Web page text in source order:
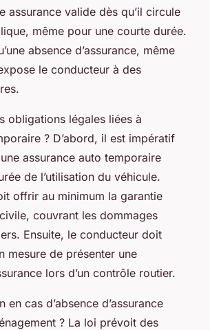
assurance valide dès qu’il circule
même pour une courte durée.
absence d’assurance, même
le conducteur à des
obligations légales liées à
? D’abord, il est impératif
assurance auto temporaire
de l’utilisation du véhicule.
offrir au minimum la garantie
couvrant les dommages
Ensuite, le conducteur doit
mesure de présenter une
lors d’un contrôle routier.
en cas d’absence d’assurance
? La loi prévoit des